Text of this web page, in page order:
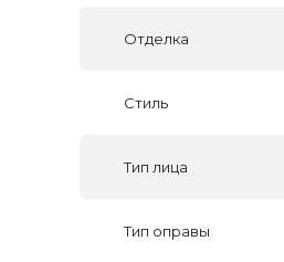
Отделка
Стиль
Тип лица
Тип оправы